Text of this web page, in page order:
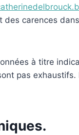
carences
à titre
pas